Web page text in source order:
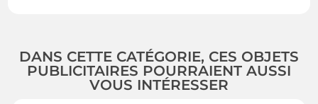
DANS CETTE CATÉGORIE, CES OBJETS
PUBLICITAIRES POURRAIENT AUSSI
VOUS INTÉRESSER